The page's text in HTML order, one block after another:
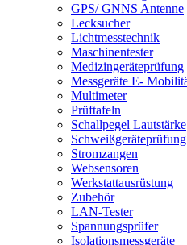
GPS/ GNNS Antenne
Lecksucher
Lichtmesstechnik
Maschinentester
Medizingeräteprüfung
Messgeräte E-
Multimeter
Prüftafeln
Schallpegel Lautstärke
Schweißgeräteprüfung
Stromzangen
Websensoren
Werkstattausrüstung
Zubehör
LAN-Tester
Spannungsprüfer
Isolationsmessgeräte